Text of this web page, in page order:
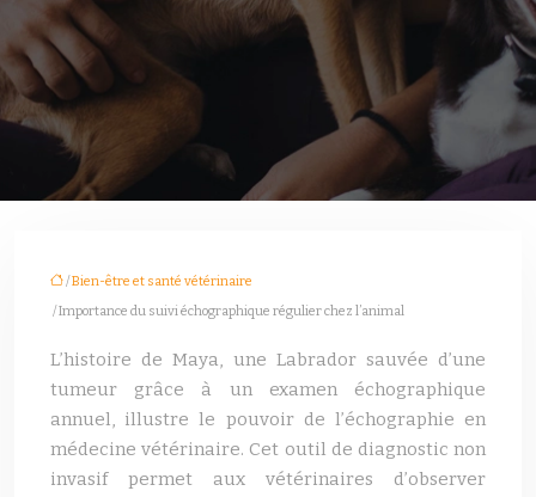
/Bien-être et santé vétérinaire
/ Importance du suivi échographique régulier chez l’animal
L’histoire de Maya, une Labrador sauvée d’une
tumeur grâce à un examen échographique
annuel, illustre le pouvoir de l’échographie en
médecine vétérinaire. Cet outil de diagnostic non
invasif permet aux vétérinaires d’observer